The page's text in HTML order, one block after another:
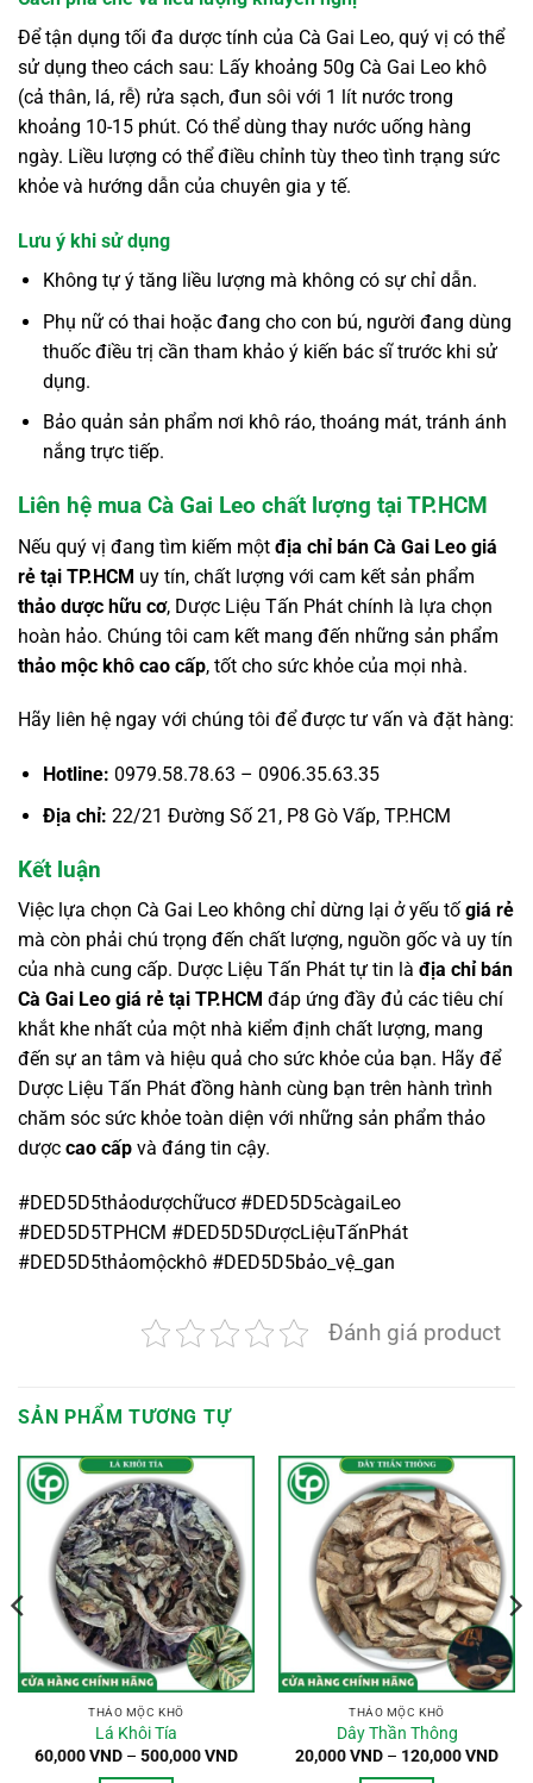
Để tận dụng tối đa dược tính của Cà Gai Leo, quý vị có thể
sử dụng theo cách sau: Lấy khoảng 50g Cà Gai Leo khô
(cả thân, lá, rễ) rửa sạch, đun sôi với 1 lít nước trong
khoảng 10-15 phút. Có thể dùng thay nước uống hàng
ngày. Liều lượng có thể điều chỉnh tùy theo tình trạng sức
khỏe và hướng dẫn của chuyên gia y tế.
Lưu ý khi sử dụng
Không tự ý tăng liều lượng mà không có sự chỉ dẫn.
Phụ nữ có thai hoặc đang cho con bú, người đang dùng
thuốc điều trị cần tham khảo ý kiến bác sĩ trước khi sử
dụng.
Bảo quản sản phẩm nơi khô ráo, thoáng mát, tránh ánh
nắng trực tiếp.
Liên hệ mua Cà Gai Leo chất lượng tại TP.HCM
Nếu quý vị đang tìm kiếm một địa chỉ bán Cà Gai Leo giá
rẻ tại TP.HCM uy tín, chất lượng với cam kết sản phẩm
thảo dược hữu cơ, Dược Liệu Tấn Phát chính là lựa chọn
hoàn hảo. Chúng tôi cam kết mang đến những sản phẩm
thảo mộc khô cao cấp, tốt cho sức khỏe của mọi nhà.
Hãy liên hệ ngay với chúng tôi để được tư vấn và đặt hàng:
Hotline: 0979.58.78.63 – 0906.35.63.35
Địa chỉ: 22/21 Đường Số 21, P8 Gò Vấp, TP.HCM
Kết luận
Việc lựa chọn Cà Gai Leo không chỉ dừng lại ở yếu tố giá rẻ
mà còn phải chú trọng đến chất lượng, nguồn gốc và uy tín
của nhà cung cấp. Dược Liệu Tấn Phát tự tin là địa chỉ bán
Cà Gai Leo giá rẻ tại TP.HCM đáp ứng đầy đủ các tiêu chí
khắt khe nhất của một nhà kiểm định chất lượng, mang
đến sự an tâm và hiệu quả cho sức khỏe của bạn. Hãy để
Dược Liệu Tấn Phát đồng hành cùng bạn trên hành trình
chăm sóc sức khỏe toàn diện với những sản phẩm thảo
dược cao cấp và đáng tin cậy.
#DED5D5thảodượchữucơ #DED5D5càgaiLeo
#DED5D5TPHCM #DED5D5DượcLiệuTấnPhát
#DED5D5thảomộckhô #DED5D5bảo_vệ_gan
Đánh giá product
SẢN PHẨM TƯƠNG TỰ
THẢO MỘC KHÔ
Lá Khôi Tía
60,000VND – 500,000VNDKhoảng
THẢO MỘC KHÔ
Dây Thần Thông
20,000VND – 120,000VND
VND
VND